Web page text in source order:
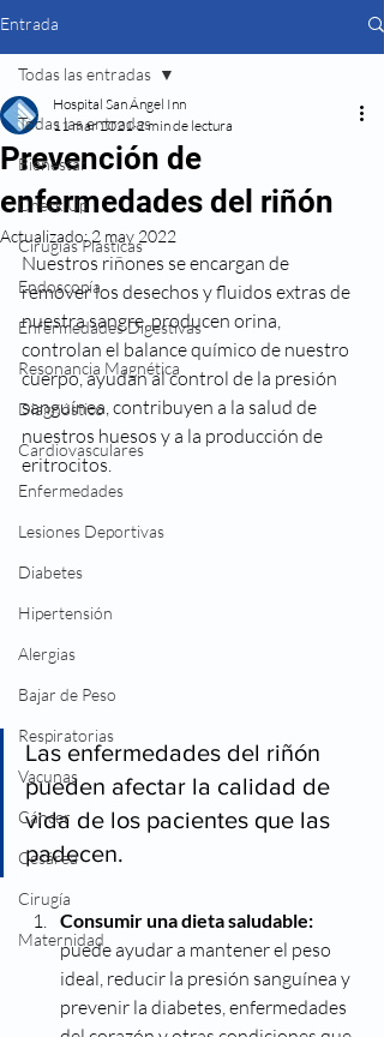
Entrada
Todas las entradas
Bienestar
Check Up
Cirugías Plásticas
Endoscopía
Enfermedades Digestivas
Resonancia Magnética
Diagnóstico
Cardiovasculares
Enfermedades
Lesiones Deportivas
Diabetes
Hipertensión
Alergias
Bajar de Peso
Respiratorias
Vacunas
Cáncer
Cesárea
Cirugía
Maternidad
Todas las entradas
Prevención de
enfermedades del riñón
Hospital San Ángel Inn
11 mar 2021 2 min de lectura
Actualizado:2 may 2022
Nuestros riñones se encargan de
remover los desechos y fluidos extras de
nuestra sangre, producen orina,
controlan el balance químico de nuestro
cuerpo, ayudan al control de la presión
sanguínea, contribuyen a la salud de
nuestros huesos y a la producción de
eritrocitos.
Las enfermedades del riñón
pueden afectar la calidad de
vida de los pacientes que las
padecen.
Consumir una dieta saludable:
puede ayudar a mantener el peso
ideal, reducir la presión sanguínea y
prevenir la diabetes, enfermedades